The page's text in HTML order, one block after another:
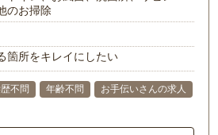
のお掃除
箇所をキレイにしたい
不問 年齢不問
お手伝いさんの求人